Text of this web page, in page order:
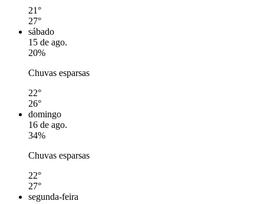
21°
27°
sábado
15 de ago.
20%
Chuvas esparsas
22°
26°
domingo
16 de ago.
34%
Chuvas esparsas
22°
27°
segunda-feira